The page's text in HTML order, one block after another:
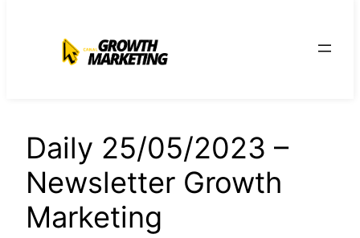
conteúdo
Daily 25/05/2023 –
Newsletter Growth
Marketing